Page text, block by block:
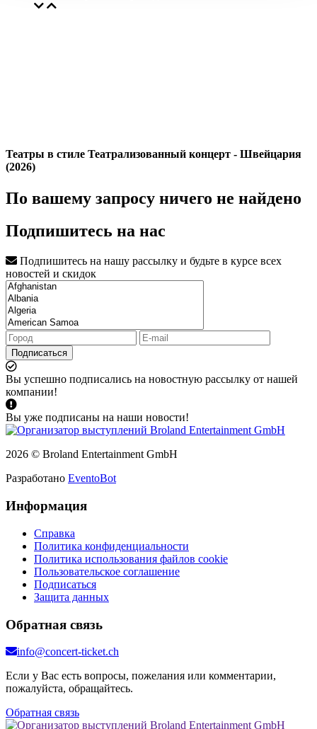
Театры в стиле Театрализованный концерт - Швейцария
(2026)
По вашему запросу ничего не найдено
Подпишитесь на нас
Подпишитесь на нашу рассылку и будьте в курсе всех
новостей и скидок
Подписаться
Вы успешно подписались на новостную рассылку от нашей
компании!
Вы уже подписаны на наши новости!
2026 © Broland Entertainment GmbH
Разработано EventoBot
Информация
Справка
Политика конфиденциальности
Политика использования файлов cookie
Пользовательское соглашение
Подписаться
Защита данных
Обратная связь
info@concert-ticket.ch
Если у Вас есть вопросы, пожелания или комментарии,
пожалуйста, обращайтесь.
Обратная связь